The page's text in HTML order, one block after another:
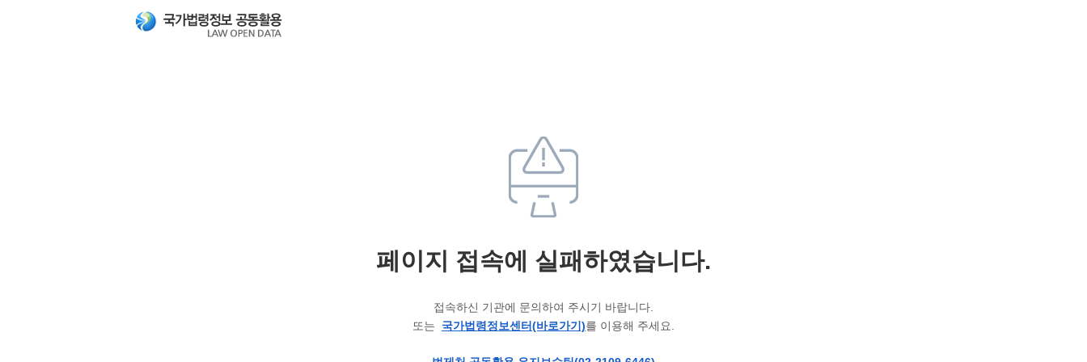
페이지 접속에 실패하였습니다.
접속하신 기관에 문의하여 주시기 바랍니다.
또는 국가법령정보센터(바로가기)를 이용해 주세요.